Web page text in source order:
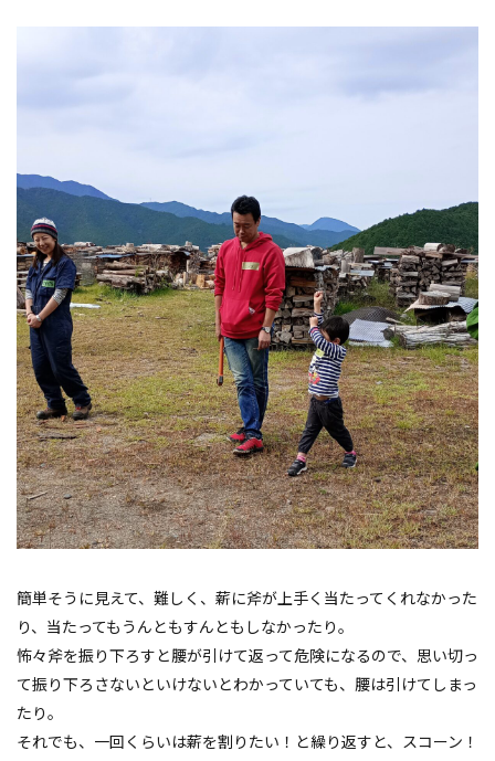
簡単そうに見えて、難しく、薪に斧が上手く当たってくれなかった
り、当たってもうんともすんともしなかったり。
怖々斧を振り下ろすと腰が引けて返って危険になるので、思い切っ
て振り下ろさないといけないとわかっていても、腰は引けてしまっ
たり。
それでも、一回くらいは薪を割りたい！と繰り返すと、スコーン！